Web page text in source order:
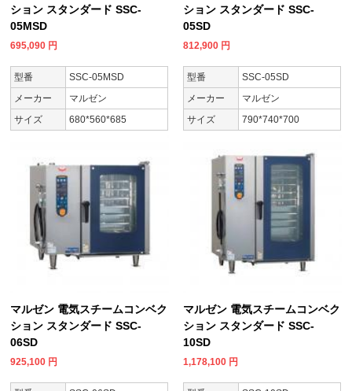
ション スタンダード SSC-
05MSD
695,090 円
型番
SSC-05MSD
メーカー
マルゼン
サイズ
680*560*685
ション スタンダード SSC-
05SD
812,900 円
型番
SSC-05SD
メーカー
マルゼン
サイズ
790*740*700
マルゼン 電気スチームコンベク
ション スタンダード SSC-
06SD
925,100 円
マルゼン 電気スチームコンベク
ション スタンダード SSC-
10SD
1,178,100 円